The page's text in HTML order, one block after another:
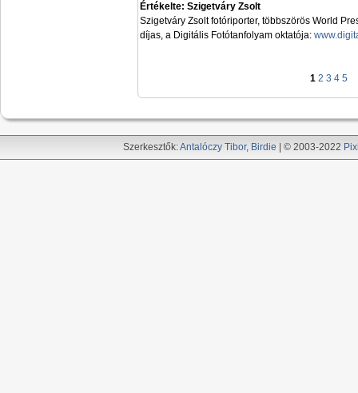
Értékelte: Szigetváry Zsolt
Szigetváry Zsolt fotóriporter, többszörös World
díjas, a Digitális Fotótanfolyam oktatója:
1 2 3 4 5
Szerkesztők:Antalóczy Tibor, Birdie | © 2003-2022